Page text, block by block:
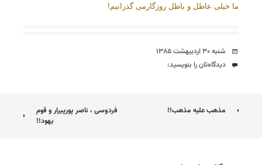
ما خیلی عاطل و باطل روزگارمی گذرانیم!
تاریخ
شنبه ۳۰ اردیبهشت ۱۳۸۵
دیدگاه‌ها
دیدگاه‌تان را بنویسید:
ناوبری
مذهب علیه مذهب!!
فردوسی ، ناصر پورپیرار و قوم
یهود!!